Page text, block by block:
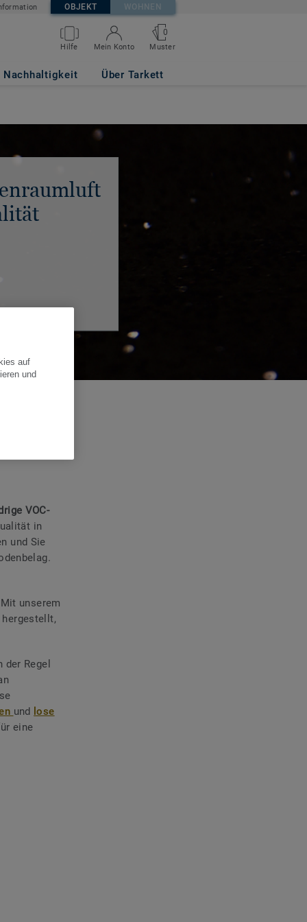
OBJEKT WOHNEN
Hilfe Mein Konto
0
Muster
Nachhaltigkeit Über Tarkett
VOC-
in
und Sie
unserem
Regel
und lose
eine
auf
und